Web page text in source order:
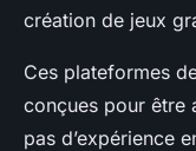
création de jeux
Ces plateformes
conçues pour être
pas d’expérience